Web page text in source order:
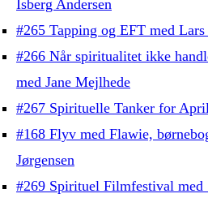
Isberg Andersen
#265 Tapping og EFT med
#266 Når spiritualitet ikke
med Jane Mejlhede
#267 Spirituelle Tanker for
#168 Flyv med Flawie,
Jørgensen
#269 Spirituel Filmfestival med